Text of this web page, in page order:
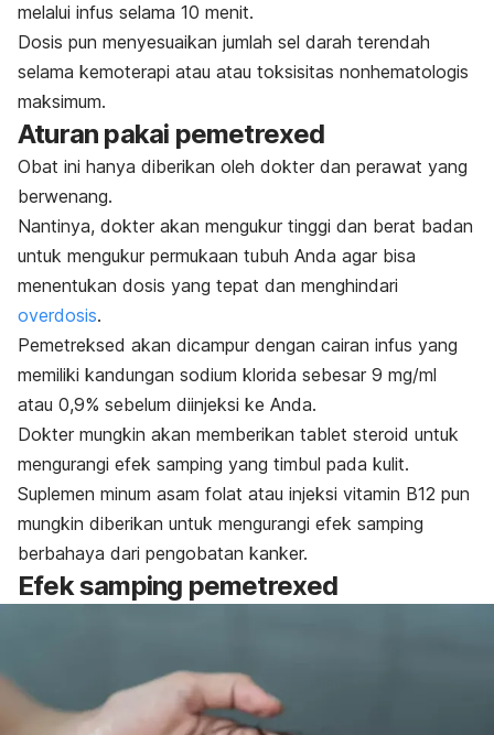
melalui infus selama 10 menit.
Dosis pun menyesuaikan jumlah sel darah terendah
selama kemoterapi atau atau toksisitas nonhematologis
maksimum.
Aturan pakai pemetrexed
Obat ini hanya diberikan oleh dokter dan perawat yang
berwenang.
Nantinya, dokter akan mengukur tinggi dan berat badan
untuk mengukur permukaan tubuh Anda agar bisa
menentukan dosis yang tepat dan menghindari
overdosis.
Pemetreksed akan dicampur dengan cairan infus yang
memiliki kandungan sodium klorida sebesar 9 mg/ml
atau 0,9% sebelum diinjeksi ke Anda.
Dokter mungkin akan memberikan tablet steroid untuk
mengurangi efek samping yang timbul pada kulit.
Suplemen minum asam folat atau injeksi vitamin B12 pun
mungkin diberikan untuk mengurangi efek samping
berbahaya dari pengobatan kanker.
Efek samping pemetrexed